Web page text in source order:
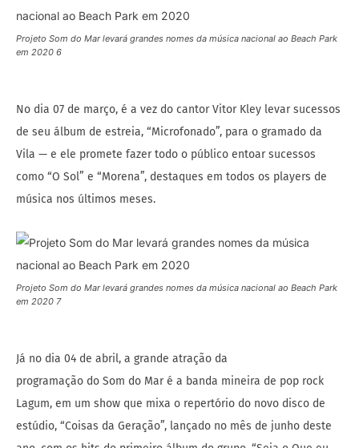
Projeto Som do Mar levará grandes nomes da música nacional ao Beach Park
em 2020 6
No dia 07 de março, é a vez do cantor Vitor Kley levar sucessos
de seu álbum de estreia, “Microfonado”, para o gramado da
Vila — e ele promete fazer todo o público entoar sucessos
como “O Sol” e “Morena”, destaques em todos os players de
música nos últimos meses.
Projeto Som do Mar levará grandes nomes da música nacional ao Beach Park
em 2020 7
Já no dia 04 de abril, a grande atração da
programação do Som do Mar é a banda mineira de pop rock
Lagum, em um show que mixa o repertório do novo disco de
estúdio, “Coisas da Geração”, lançado no mês de junho deste